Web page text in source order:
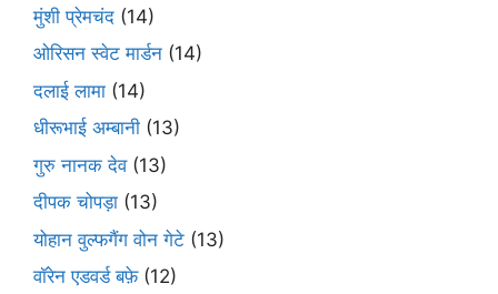
मुंशी प्रेमचंद (14)
ओरिसन स्‍वेट मार्डन (14)
दलाई लामा (14)
धीरूभाई अम्बानी (13)
गुरु नानक देव(13)
दीपक चोपड़ा (13)
योहान वुल्फगैंग वोन गेटे (13)
वॉरेन एडवर्ड बफ़े(12)